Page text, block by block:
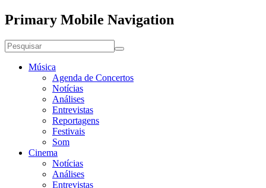
Primary Mobile Navigation
Música
Agenda de Concertos
Notícias
Análises
Entrevistas
Reportagens
Festivais
Som
Cinema
Notícias
Análises
Entrevistas